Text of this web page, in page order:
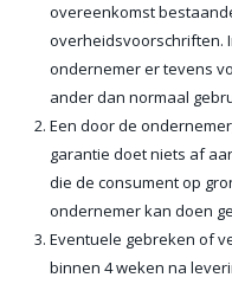
overeenkomst
overheidsvoorschriften.
ondernemer er tevens
ander dan normaal
Een door de
garantie doet niets af
die de consument op
ondernemer kan doen
Eventuele gebreken of
binnen 4 weken na